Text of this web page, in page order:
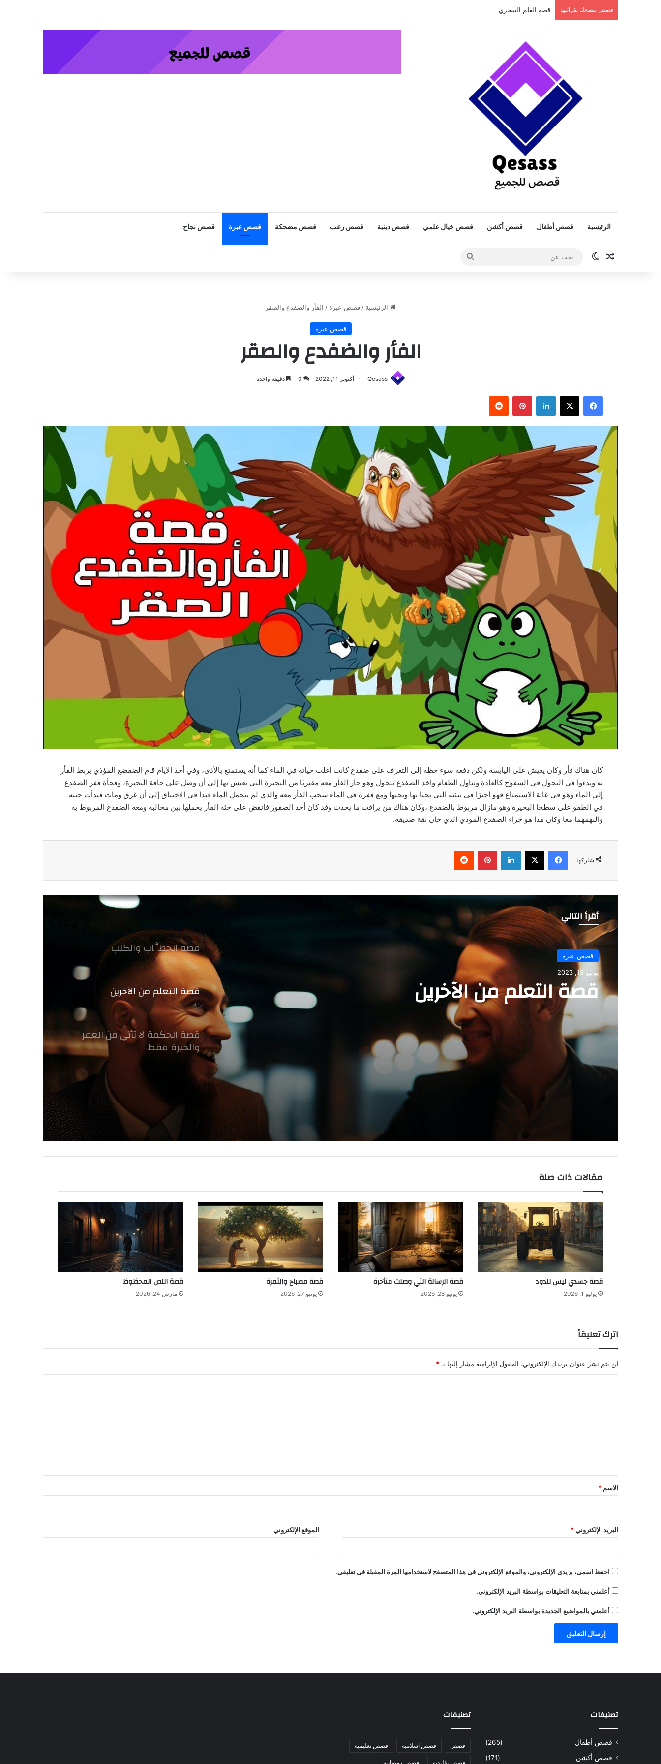
قصص ننصحك بقرائتها قصة الطفل الذي عاد من النار ج3
الرئيسية قصص أطفال قصص أكشن قصص خيال علمي قصص دينية قصص رعب قصص مضحكة قصص عبرة قصص نجاح
مقال عشوائي
الوضع المظلم
بحث
عن
الرئيسية / قصص عبرة / الفأر والضفدع والصقر
قصص عبرة
الفأر والضفدع والصقر
Qesass أكتوبر 11, 2022 0 دقيقة واحدة
فيسبوك ‫X لينكدإن بينتيريست
كان هناك فأر وكان يعيش على اليابسة ولكن دفعه سوء حظه إلى التعرف على ضفدع كانت اغلب حياته في الماء كما أنه يستمتع بالأذى، وفي أحد الايام قام الضفضع المؤذي بربط الفأر
به وبدءوا في التجول في السفوح كالعادة وتناول الطعام واخذ الضفدع يتجول وهو جار الفأر معه مقتربًا من البحيرة التي يعيش بها إلى أن وصل على حافة البحيرة، وفجأة قفز الضفدع
إلى الماء وهو في غاية الاستمتاع فهو أخيرًا في بيئته التي يحيا بها ويحبها ومع قفزه في الماء سحب الفأر معه والذي لم يتحمل الماء فبدأ في الاختناق إلى أن غرق ومات فبدأت جثته
في الطفو على سطحا البحيرة وهو مازال مربوط بالضفدع ،وكان هناك من يراقب ما يحدث وقد كان أحد الصقور فانقض على جثة الفأر يحملها بين مخالبه ومعه الضفدع المربوط به
والتهمهما معا وكان هذا هو جزاء الضفدع المؤذي الذي خان ثقة صديقه.
شاركها
فيسبوك ‫X لينكدإن بينتيريست
أقرأ التالي
قصص عبرة
يونيو 18, 2023
قصة التعلم من الآخرين
قصص عبرة
يونيو 9, 2023
قصة الحكمة لا تأتي من العمر والخبرة
فقط
قصة الحطَّاب والكلب
قصة التعلم من الآخرين
قصة الحكمة لا تأتي من العمر
والخبرة فقط
مقالات ذات صلة
قصة جسدي ليس للدود
يوليو 1, 2026
قصة الرسالة التي وصلت متأخرة
يونيو 28, 2026
قصة مصباح والثمرة
يونيو 27, 2026
قصة اللص المحظوظ
مارس 24, 2026
اترك تعليقاً
لن يتم نشر عنوان بريدك الإلكتروني. الحقول الإلزامية مشار إليها بـ*
*
الاسم *
البريد الإلكتروني* الموقع الإلكتروني
احفظ اسمي، بريدي الإلكتروني، والموقع الإلكتروني في هذا المتصفح لاستخدامها المرة المقبلة في تعليقي.
أعلمني بمتابعة التعليقات بواسطة البريد الإلكتروني.
أعلمني بالمواضيع الجديدة بواسطة البريد الإلكتروني.
تصنيفات
قصص أطفال
(265)
قصص أكشن
(171)
تصنيفات
قصص قصص اسلامية قصص تعليمية
قصص تقليدية قصص رمضانية